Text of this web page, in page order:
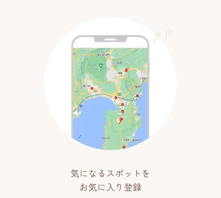
気になるスポットを
お気に入り登録